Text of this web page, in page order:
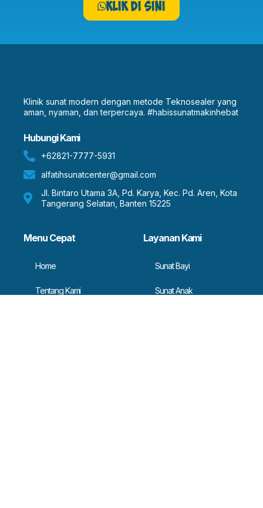
Klik Di Sini
Klinik sunat modern dengan metode Teknosealer yang
aman, nyaman, dan terpercaya. #habissunatmakinhebat
Hubungi Kami
+62821-7777-5931
alfatihsunatcenter@gmail.com
Jl. Bintaro Utama 3A, Pd. Karya, Kec. Pd. Aren, Kota
Tangerang Selatan, Banten 15225
Menu Cepat
Home
Tentang Kami
Layanan Kami
Sunat Bayi
Sunat Anak